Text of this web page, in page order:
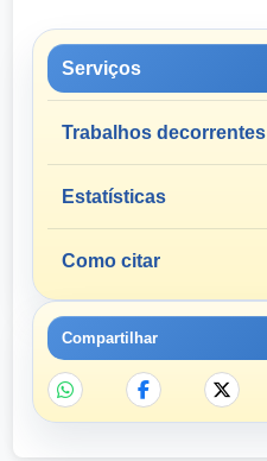
Serviços
Trabalhos decorrentes
Estatísticas
Como citar
Compartilhar